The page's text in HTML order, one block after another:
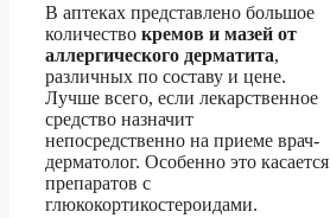
В аптеках представлено большое
количество кремов и мазей от
аллергического дерматита,
различных по составу и цене.
Лучше всего, если лекарственное
средство назначит
непосредственно на приеме врач-
дерматолог. Особенно это касается
препаратов с
глюкокортикостероидами.